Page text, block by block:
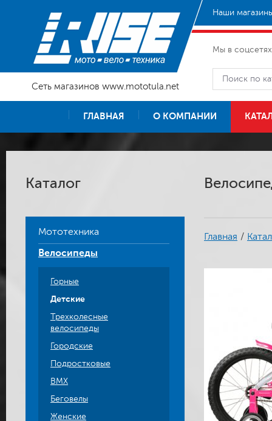
Сеть магазинов www.mototula.net
Наши
Мы в
ГЛАВНАЯ О КОМПАНИИ
Каталог
Мототехника
Велосипеды
Горные
Детские
Трехколесные
велосипеды
Городские
Подростковые
BMX
Беговелы
Женские
Главная /